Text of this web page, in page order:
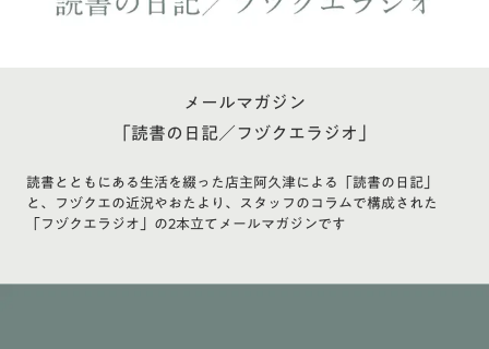
メールマガジン
「読書の日記／フヅクエラジオ」
読書とともにある生活を綴った店主阿久津による「読書の日記」
と、フヅクエの近況やおたより、スタッフのコラムで構成された
「フヅクエラジオ」の2本立てメールマガジンです